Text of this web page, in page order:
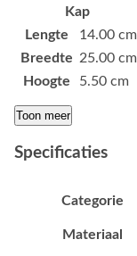
Kap
Lengte
14.00 cm
Breedte 25.00 cm
Hoogte
5.50 cm
Toon meer
Specificaties
Categorie
Materiaal